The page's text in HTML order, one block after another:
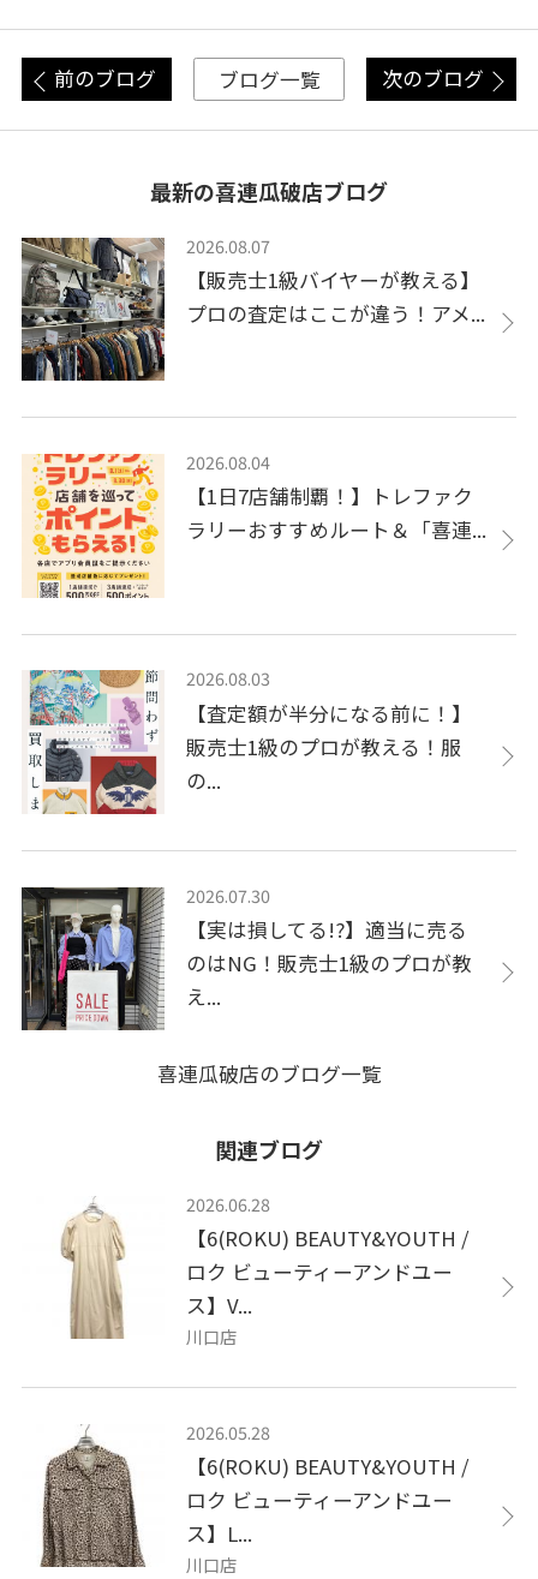
前のブログ ブログ一覧 次のブログ
最新の喜連瓜破店ブログ
2026.08.07
【販売士1級バイヤーが教える】
プロの査定はここが違う！アメ...
2026.08.04
【1日7店舗制覇！】トレファク
ラリーおすすめルート＆「喜連...
2026.08.03
【査定額が半分になる前に！】
販売士1級のプロが教える！服
の...
2026.07.30
【実は損してる!?】適当に売る
のはNG！販売士1級のプロが教
え...
喜連瓜破店のブログ一覧
関連ブログ
2026.06.28
【6(ROKU) BEAUTY&YOUTH /
ロク ビューティーアンドユー
ス】V...
川口店
2026.05.28
【6(ROKU) BEAUTY&YOUTH /
ロク ビューティーアンドユー
ス】L...
川口店